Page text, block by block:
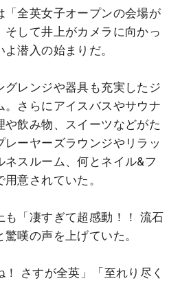
「全英女子オープンの会場が
して井上がカメラに向かっ
潜入の始まりだ。
グレンジや器具も充実したジ
。さらにアイスバスやサウナ
や飲み物、スイーツなどがた
レーヤーズラウンジやリラッ
ネスルーム、何とネイル&フ
意されていた。
も「凄すぎて超感動！！ 流石
嘆の声を上げていた。
さすが全英」「至れり尽く